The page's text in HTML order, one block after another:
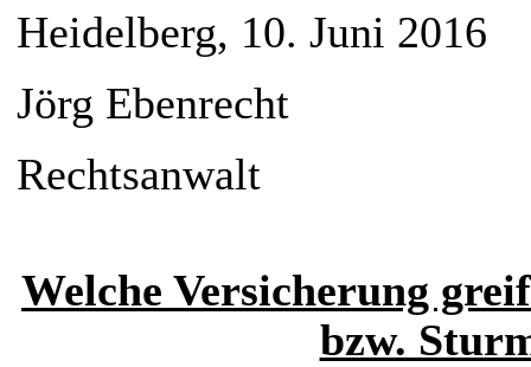
Heidelberg, 10. Juni 2016
Jörg Ebenrecht
Rechtsanwalt
Welche Versicherung
bzw.